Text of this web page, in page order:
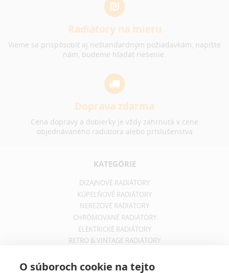
Radiátory na mieru
Vieme sa prispôsobiť aj neštandardným požiadavkám, napíšte
nám, budeme hľadať riešenie.
Doprava zdarma
Cena dopravy a dobierky je vždy zahrnutá v cene
objednávaného radiátora alebo príslušenstva
KATEGÓRIE
DIZAJNOVÉ RADIÁTORY
KÚPEĽŇOVÉ RADIÁTORY
NEREZOVÉ RADIÁTORY
CHRÓMOVANÉ RADIÁTORY
ELEKTRICKÉ RADIÁTORY
RETRO & VINTAGE RADIÁTORY
O súboroch cookie na tejto